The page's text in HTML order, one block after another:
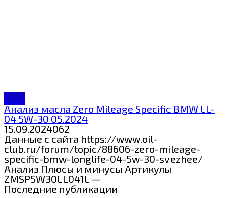
Zero
Анализ масла Zero Mileage Specific BMW LL-
04 5W-30 05.2024
15.09.2024062
Данные с сайта https://www.oil-
club.ru/forum/topic/88606-zero-mileage-
specific-bmw-longlife-04-5w-30-svezhee/
Анализ Плюсы и минусы Артикулы
ZMSP5W30LL041L —
Последние публикации